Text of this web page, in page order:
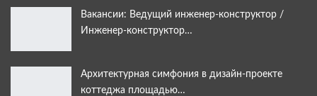
Вакансии: Ведущий инженер-конструктор /
Инженер-конструктор…
Архитектурная симфония в дизайн-проекте
коттеджа площадью…